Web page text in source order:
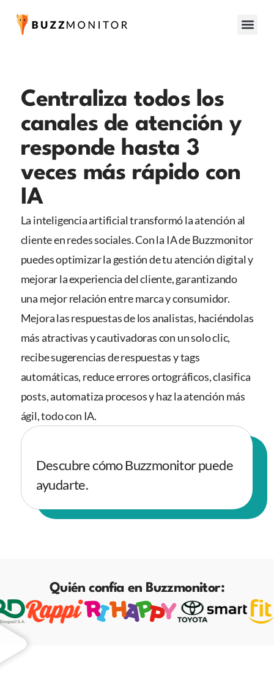
Centraliza todos los
canales de atención y
responde hasta 3
veces más rápido con
IA
La inteligencia artificial transformó la atención al
cliente en redes sociales. Con la IA de Buzzmonitor
puedes optimizar la gestión de tu atención digital y
mejorar la experiencia del cliente, garantizando
una mejor relación entre marca y consumidor.
Mejora las respuestas de los analistas, haciéndolas
más atractivas y cautivadoras con un solo clic,
recibe sugerencias de respuestas y tags
automáticas, reduce errores ortográficos, clasifica
posts, automatiza procesos y haz la atención más
ágil, todo con IA.
Descubre cómo Buzzmonitor puede
ayudarte.
Quién confía en Buzzmonitor: